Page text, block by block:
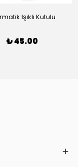
Işıklı Kutulu
₺ 45.00